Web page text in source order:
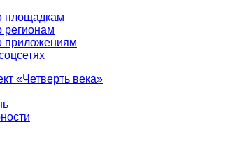
площадкам
приложениям
«Четверть века»